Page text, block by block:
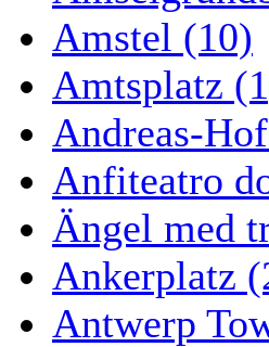
Amstel (10)
Amtsplatz
Andreas-
Anfiteatro
Ängel med
Ankerplatz
Antwerp